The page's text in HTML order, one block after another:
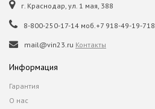
г. Краснодар, ул. 1 мая, 388
8-800-250-17-14 моб.+7 918-49-19-718
mail@vin23.ru Контакты
Информация
Гарантия
О нас